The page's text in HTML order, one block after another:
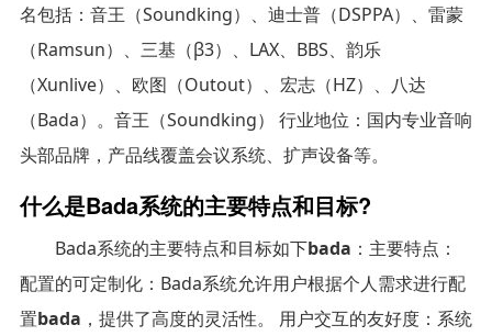
名包括：音王（Soundking）、迪士普（DSPPA）、雷蒙
（Ramsun）、三基（β3）、LAX、BBS、韵乐
（Xunlive）、欧图（Outout）、宏志（HZ）、八达
（Bada）。音王（Soundking） 行业地位：国内专业音响
头部品牌，产品线覆盖会议系统、扩声设备等。
什么是Bada系统的主要特点和目标?
Bada系统的主要特点和目标如下bada ：主要特点：
配置的可定制化：Bada系统允许用户根据个人需求进行配
置bada ，提供了高度的灵活性。 用户交互的友好度：系统